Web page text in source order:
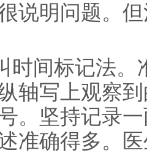
说明问题。
时间标记法
轴写上观察
。坚持记录
准确得多。